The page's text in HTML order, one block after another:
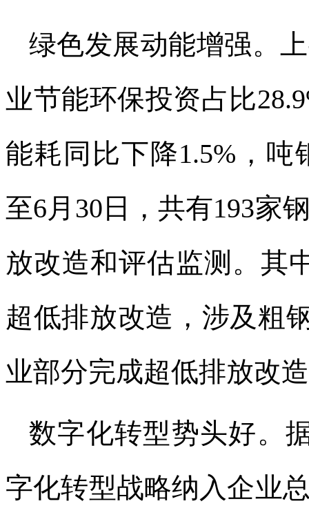
绿色发展动能增强。
业节能环保投资占比
能耗同比下降1.5%，吨
至6月30日，共有193家
放改造和评估监测。其
超低排放改造，涉及粗
业部分完成超低排放改
数字化转型势头好。
字化转型战略纳入企业